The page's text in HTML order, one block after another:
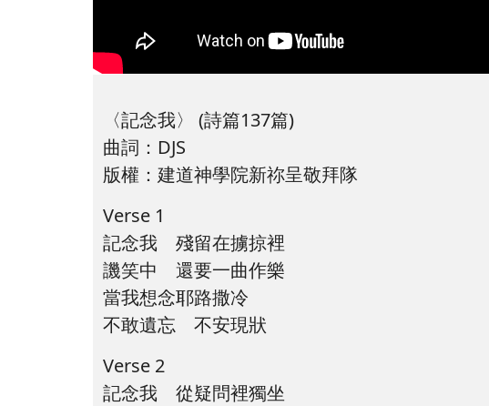
〈記念我〉 (詩篇137篇)
曲詞：DJS
版權：建道神學院新祢呈敬拜隊
Verse 1
記念我 殘留在擄掠裡
譏笑中 還要一曲作樂
當我想念耶路撒冷
不敢遺忘 不安現狀
Verse 2
記念我 從疑問裡獨坐